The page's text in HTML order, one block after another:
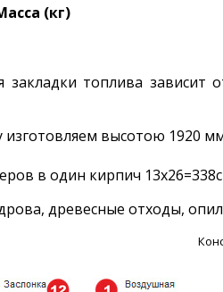
(кг)
закладки топлива зависит
высотою 1920
в один кирпич
древесные отходы,